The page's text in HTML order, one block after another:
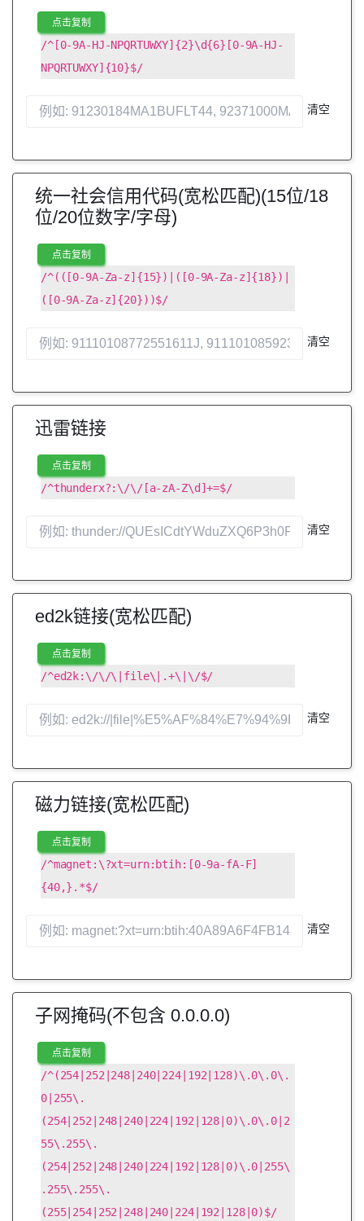
点击复制
/^[0-9A-HJ-NPQRTUWXY]{2}\d{6}[0-9A-HJ-
NPQRTUWXY]{10}$/
清空
统一社会信用代码(宽松匹配)(15位/18
位/20位数字/字母)
点击复制
/^(([0-9A-Za-z]{15})|([0-9A-Za-z]{18})|
([0-9A-Za-z]{20}))$/
清空
迅雷链接
点击复制
/^thunderx?:\/\/[a-zA-Z\d]+=$/
清空
ed2k链接(宽松匹配)
点击复制
/^ed2k:\/\/\|file\|.+\|\/$/
清空
磁力链接(宽松匹配)
点击复制
/^magnet:\?xt=urn:btih:[0-9a-fA-F]
{40,}.*$/
清空
子网掩码(不包含 0.0.0.0)
点击复制
/^(254|252|248|240|224|192|128)\.0\.0\.
0|255\.
(254|252|248|240|224|192|128|0)\.0\.0|2
55\.255\.
(254|252|248|240|224|192|128|0)\.0|255\
.255\.255\.
(255|254|252|248|240|224|192|128|0)$/